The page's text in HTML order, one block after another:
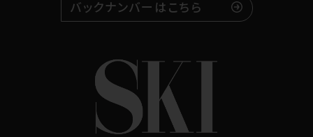
バックナンバーはこちら